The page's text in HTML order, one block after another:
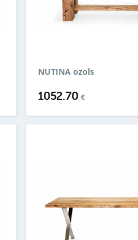
NUTINA ozols
1052.70€